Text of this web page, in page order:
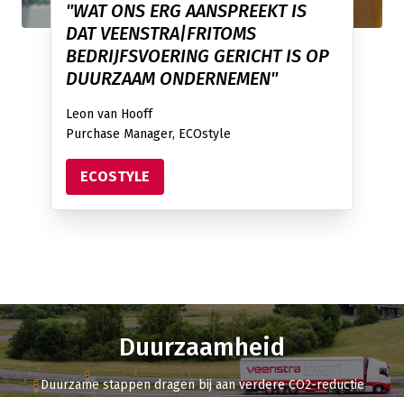
"WAT ONS ERG AANSPREEKT IS
DAT VEENSTRA|FRITOMS
BEDRIJFSVOERING GERICHT IS OP
DUURZAAM ONDERNEMEN"
Leon van Hooff
Purchase Manager, ECOstyle
ECOSTYLE
Duurzaamheid
Duurzame stappen dragen bij aan verdere CO2-reductie